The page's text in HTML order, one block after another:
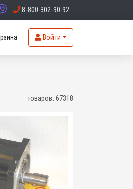
8-800-302-90-92
Войти
товаров: 67318